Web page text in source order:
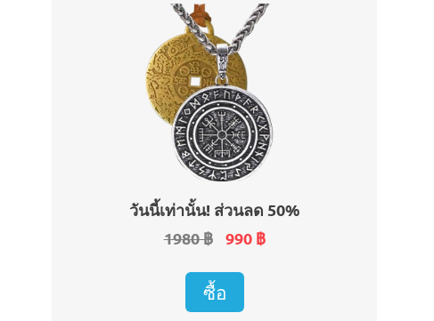
วันนี้เท่านั้น! ส่วนลด 50%
1980 ฿
990 ฿
ซื้อ